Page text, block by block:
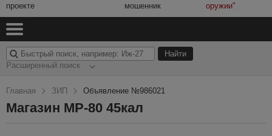
проекте
мошенник
оружии"
Расширенный поиск
Главная ЗИП Объявление №986021
Магазин МР-80 45кал